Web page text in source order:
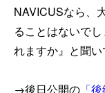
NAVICUSなら、
ることはないで
れますか』と聞い
→後日公開の 「